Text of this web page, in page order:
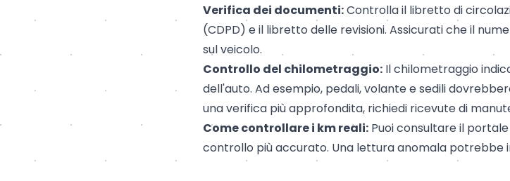
Verifica dei documenti:Controlla il libretto di
(CDPD) e il libretto delle revisioni. Assicurati che il
sul veicolo.
Controllo del chilometraggio: Il chilometraggio
dell'auto. Ad esempio, pedali, volante e sedili
una verifica più approfondita, richiedi ricevute di
Come controllare i km reali: Puoi consultare il
controllo più accurato. Una lettura anomala potrebbe